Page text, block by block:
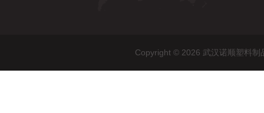
Copyright © 2026 武汉诺顺塑料